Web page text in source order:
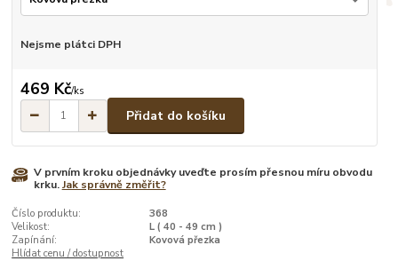
Nejsme plátci DPH
469 Kč/ks
Přidat do košíku
V prvním kroku objednávky uveďte prosím přesnou míru obvodu
krku.Jak správně změřit?
Číslo produktu:
368
Velikost:
L ( 40 - 49 cm )
Zapínání:
Kovová přezka
Hlídat cenu / dostupnost